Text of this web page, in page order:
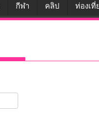
กีฬา คลิป ท่องเที่